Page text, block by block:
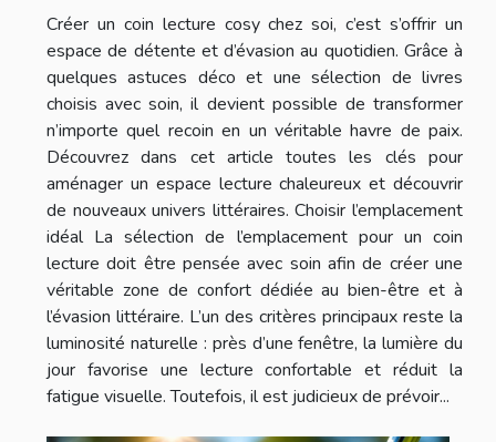
Créer un coin lecture cosy chez soi, c’est s’offrir un
espace de détente et d’évasion au quotidien. Grâce à
quelques astuces déco et une sélection de livres
choisis avec soin, il devient possible de transformer
n’importe quel recoin en un véritable havre de paix.
Découvrez dans cet article toutes les clés pour
aménager un espace lecture chaleureux et découvrir
de nouveaux univers littéraires. Choisir l’emplacement
idéal La sélection de l’emplacement pour un coin
lecture doit être pensée avec soin afin de créer une
véritable zone de confort dédiée au bien-être et à
l’évasion littéraire. L’un des critères principaux reste la
luminosité naturelle : près d’une fenêtre, la lumière du
jour favorise une lecture confortable et réduit la
fatigue visuelle. Toutefois, il est judicieux de prévoir...